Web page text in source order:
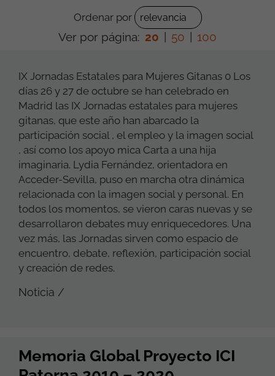
Ordenar por
Ver por página: 20 50 100
IX Jornadas Estatales para Mujeres Gitanas 0 Los
días 26 y 27 de octubre se han celebrado en
Madrid las IX Jornadas estatales para mujeres
gitanas, que este año han abarcado la
participación social , el empleo y la imagen social
, así como los apoyo mica Carta a una hija
imaginaria. Lydia Fernández, orientadora en
Acceder-Sevilla, puso en marcha otra dinámica
relacionada con la imagen social y personal. En
todos los momentos, se vieron caras nuevas y se
desarrollaron debates muy enriquecedores. Una
vez más, las Jornadas sirven como espacio de
encuentro, debate, reflexión, participación social
y creación de redes.
Noticia /
Memoria Global Proyecto ICI